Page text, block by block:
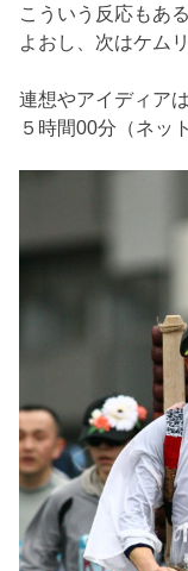
こういう反応もある
よおし、次はケム
連想やアイディア
５時間00分（ネッ